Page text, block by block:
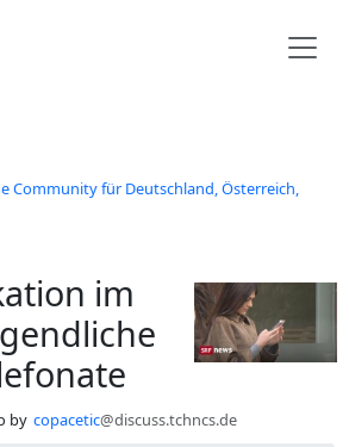
Community für Deutschland, Österreich,
im
by copacetic@discuss.tchncs.de